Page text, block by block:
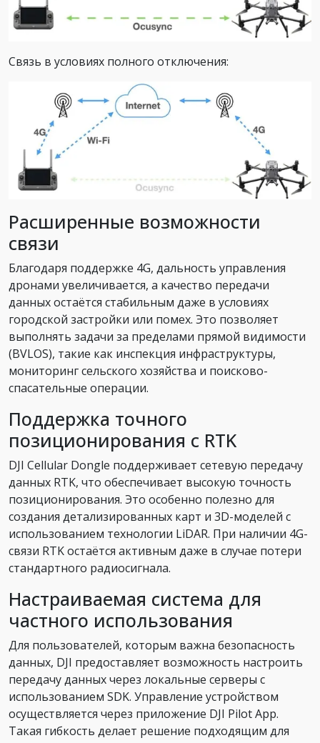
Связь в условиях полного отключения:
Расширенные возможности
связи
Благодаря поддержке 4G, дальность управления
дронами увеличивается, а качество передачи
данных остаётся стабильным даже в условиях
городской застройки или помех. Это позволяет
выполнять задачи за пределами прямой видимости
(BVLOS), такие как инспекция инфраструктуры,
мониторинг сельского хозяйства и поисково-
спасательные операции.
Поддержка точного
позиционирования с RTK
DJI Cellular Dongle поддерживает сетевую передачу
данных RTK, что обеспечивает высокую точность
позиционирования. Это особенно полезно для
создания детализированных карт и 3D-моделей с
использованием технологии LiDAR. При наличии 4G-
связи RTK остаётся активным даже в случае потери
стандартного радиосигнала.
Настраиваемая система для
частного использования
Для пользователей, которым важна безопасность
данных, DJI предоставляет возможность настроить
передачу данных через локальные серверы с
использованием SDK. Управление устройством
осуществляется через приложение DJI Pilot App.
Такая гибкость делает решение подходящим для